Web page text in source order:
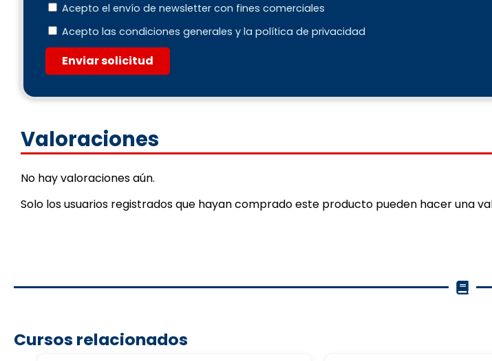
Acepto el envío de newsletter con fines comerciales
Acepto las condiciones generales y la política de privacidad
Enviar solicitud
Valoraciones
No hay valoraciones aún.
Solo los usuarios registrados que hayan comprado este producto pueden hacer una
Cursos relacionados